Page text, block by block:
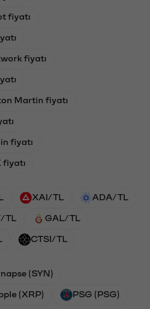
fiyatı
fiyatı
Martin fiyatı
fiyatı
fiyatı
XAI/TL ADA/TL
TL GAL/TL
CTSI/TL
(SYN)
(XRP) PSG (PSG)